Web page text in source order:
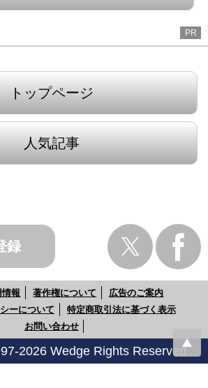
PR
トップページ
人気記事
録
報 著作権について
広告のご案内
ーについて
特定商取引法に基づく表示
お問い合わせ
2026 Wedge Rights Reserved